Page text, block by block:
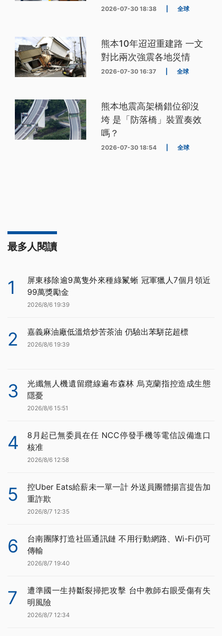
2026-07-30 18:38 全球
熊本10年迢迢重建路 一文
對比兩次強震各地災情
2026-07-30 16:37 全球
熊本地震高架橋錯位卻沒
垮 是「防落橋」裝置奏效
嗎？
2026-07-30 18:54 全球
最多人閱讀
1
屏東移除逾9萬隻外來種綠鬣蜥 冠軍獵人7個月領近
99萬獎勵金
2026/8/6 19:39
2 嘉義麻油廠低溫焙炒苦茶油 仍驗出苯駢芘超標
2026/8/6 19:39
3
光纖無人機遺留纜線遍布森林 烏克蘭指控造成生態
隱憂
2026/8/6 15:51
4
8月起已無委員在任 NCC停發手機等電信設備進口
核准
2026/8/6 12:58
5
控Uber Eats給薪未一單一計 外送員團體揚言提告加
重詐欺
2026/8/7 12:35
6
台南團隊打造社區通訊鏈 不用行動網路、Wi-Fi仍可
傳輸
2026/8/7 19:40
7
遭準國一生持斷裂掃把攻擊 台中教師右眼受傷有失
明風險
2026/8/7 12:34